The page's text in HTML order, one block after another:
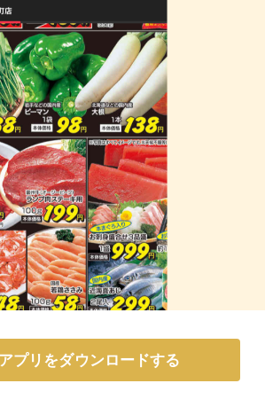
プリをダウンロードする